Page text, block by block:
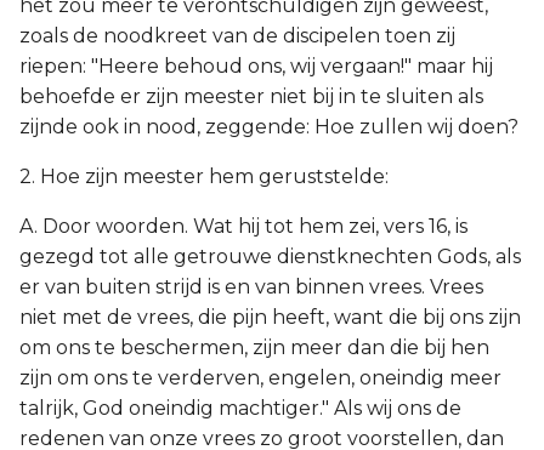
het zou meer te verontschuldigen zijn geweest,
zoals de noodkreet van de discipelen toen zij
riepen: "Heere behoud ons, wij vergaan!" maar hij
behoefde er zijn meester niet bij in te sluiten als
zijnde ook in nood, zeggende: Hoe zullen wij doen?
2. Hoe zijn meester hem geruststelde:
A. Door woorden. Wat hij tot hem zei, vers 16, is
gezegd tot alle getrouwe dienstknechten Gods, als
er van buiten strijd is en van binnen vrees. Vrees
niet met de vrees, die pijn heeft, want die bij ons zijn
om ons te beschermen, zijn meer dan die bij hen
zijn om ons te verderven, engelen, oneindig meer
talrijk, God oneindig machtiger." Als wij ons de
redenen van onze vrees zo groot voorstellen, dan